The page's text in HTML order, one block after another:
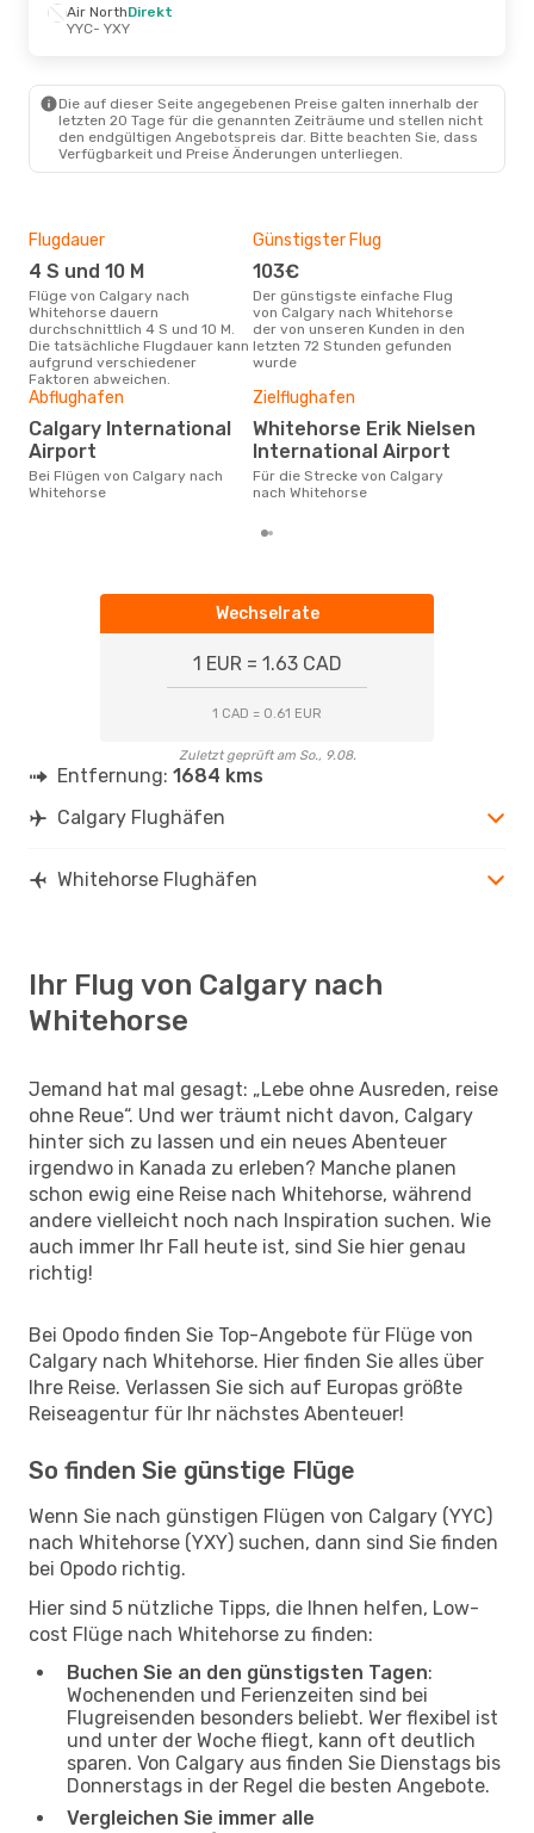
Air NorthDirekt
YYC- YXY
Die auf dieser Seite angegebenen Preise galten innerhalb der
letzten 20 Tage für die genannten Zeiträume und stellen nicht
den endgültigen Angebotspreis dar. Bitte beachten Sie, dass
Verfügbarkeit und Preise Änderungen unterliegen.
Flugdauer
4 S und 10 M
Flüge von Calgary nach
Whitehorse dauern
durchschnittlich 4 S und 10 M.
Die tatsächliche Flugdauer kann
aufgrund verschiedener
Faktoren abweichen.
Günstigster Flug
103€
Der günstigste einfache Flug
von Calgary nach Whitehorse
der von unseren Kunden in den
letzten 72 Stunden gefunden
wurde
Abflughafen
Calgary International
Airport
Bei Flügen von Calgary nach
Whitehorse
Zielflughafen
Whitehorse Erik Nielsen
International Airport
Für die Strecke von Calgary
nach Whitehorse
Wechselrate
1 EUR = 1.63 CAD
1 CAD = 0.61 EUR
Zuletzt geprüft am So., 9.08.
Entfernung: 1684 kms
Calgary Flughäfen
Whitehorse Flughäfen
Ihr Flug von Calgary nach
Whitehorse
Jemand hat mal gesagt: „Lebe ohne Ausreden, reise
ohne Reue“. Und wer träumt nicht davon, Calgary
hinter sich zu lassen und ein neues Abenteuer
irgendwo in Kanada zu erleben? Manche planen
schon ewig eine Reise nach Whitehorse, während
andere vielleicht noch nach Inspiration suchen. Wie
auch immer Ihr Fall heute ist, sind Sie hier genau
richtig!
Bei Opodo finden Sie Top-Angebote für Flüge von
Calgary nach Whitehorse. Hier finden Sie alles über
Ihre Reise. Verlassen Sie sich auf Europas größte
Reiseagentur für Ihr nächstes Abenteuer!
So finden Sie günstige Flüge
Wenn Sie nach günstigen Flügen von Calgary (YYC)
nach Whitehorse (YXY) suchen, dann sind Sie finden
bei Opodo richtig.
Hier sind 5 nützliche Tipps, die Ihnen helfen, Low-
cost Flüge nach Whitehorse zu finden:
Buchen Sie an den günstigsten Tagen:
Wochenenden und Ferienzeiten sind bei
Flugreisenden besonders beliebt. Wer flexibel ist
und unter der Woche fliegt, kann oft deutlich
sparen. Von Calgary aus finden Sie Dienstags bis
Donnerstags in der Regel die besten Angebote.
Vergleichen Sie immer alle